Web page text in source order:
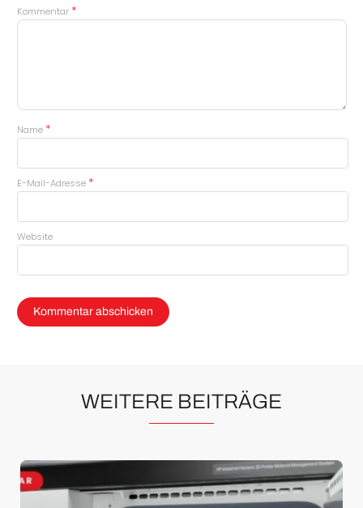
Kommentar *
Name *
E-Mail-Adresse *
Website
WEITERE BEITRÄGE